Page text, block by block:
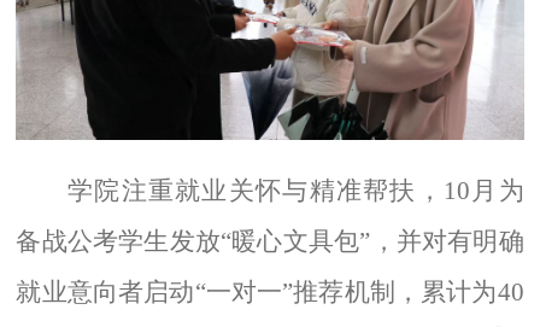
学院注重就业关怀与精准帮扶， 10 月为
备战公考学生发放“暖心文具包”，并对有明确
就业意向者启动“一对一”推荐机制，累计为40